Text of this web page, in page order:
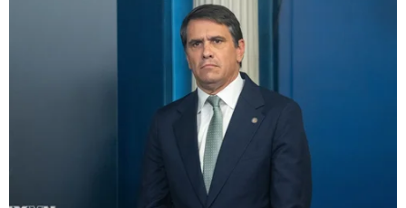
Ảnh minh họa. (Nguồn: TTXVN)
Ngày 11/12, Bộ Giáo dục và Đào tạo đã có công
văn gửi 63 Sở Giáo dục và Đào tạo các tỉnh,